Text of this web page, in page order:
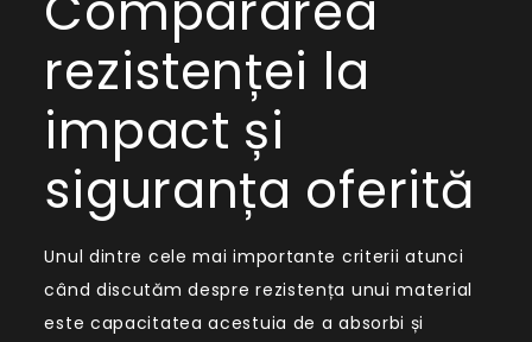
rezistenței la
impact și
siguranța oferită
Unul dintre cele mai importante criterii atunci
când discutăm despre rezistența unui material
este capacitatea acestuia de a absorbi și